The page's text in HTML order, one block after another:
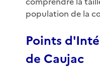
population de la
Points
de Caujac